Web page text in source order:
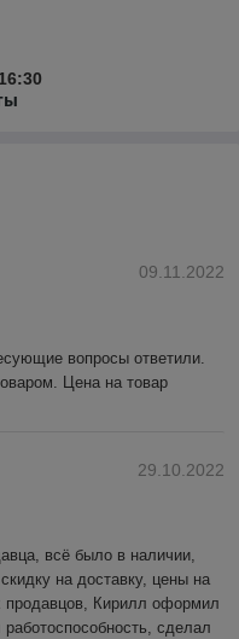
09.11.2022
вопросы ответили.
Цена на товар
29.10.2022
всё было в наличии,
на доставку, цены на
продавцов, Кирилл оформил
сделал